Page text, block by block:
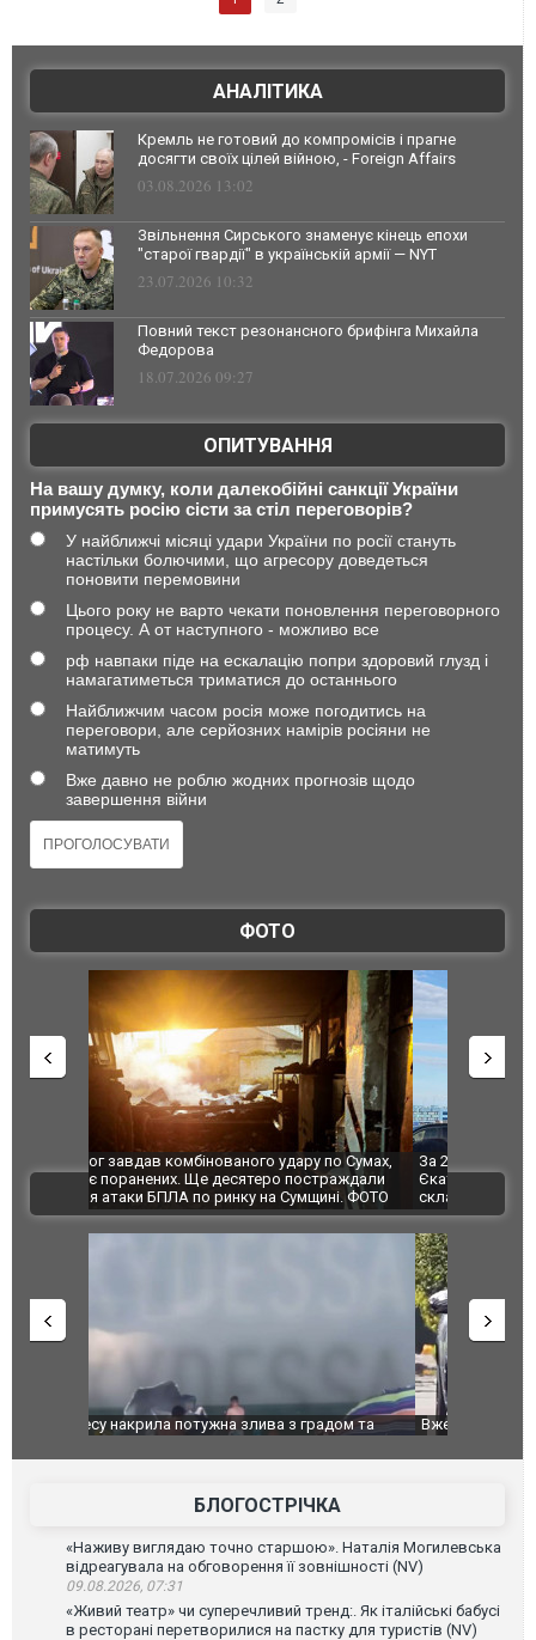
АНАЛІТИКА
Кремль не готовий до компромісів і прагне
досягти своїх цілей війною, - Foreign Affairs
03.08.2026 13:02
Звільнення Сирського знаменує кінець епохи
"старої гвардії" в українській армії — NYT
23.07.2026 10:32
Повний текст резонансного брифінга Михайла
Федорова
18.07.2026 09:27
ОПИТУВАННЯ
На вашу думку, коли далекобійні санкції України
примусять росію сісти за стіл переговорів?
У найближчі місяці удари України по росії стануть
настільки болючими, що агресору доведеться
поновити перемовини
Цього року не варто чекати поновлення переговорного
процесу. А от наступного - можливо все
рф навпаки піде на ескалацію попри здоровий глузд і
намагатиметься триматися до останнього
Найближчим часом росія може погодитись на
переговори, але серйозних намірів росіяни не
матимуть
Вже давно не роблю жодних прогнозів щодо
завершення війни
ФОТО
За 2000 кілометрів від кордону з Україною: в
Єкатеринбурзі після атаки дронів загорівся
склад Wildberries. ФОТО. ВІДЕО
"Мої
ВІДЕО
Вже вивели на тести: Ferrari готує оновлення
Вийшов
фільму
БЛОГОСТРІЧКА
«Наживу виглядаю точно старшою». Наталія Могилевська
відреагувала на обговорення її зовнішності (NV)
09.08.2026, 07:31
«Живий театр» чи суперечливий тренд:. Як італійські бабусі
в ресторані перетворилися на пастку для туристів (NV)